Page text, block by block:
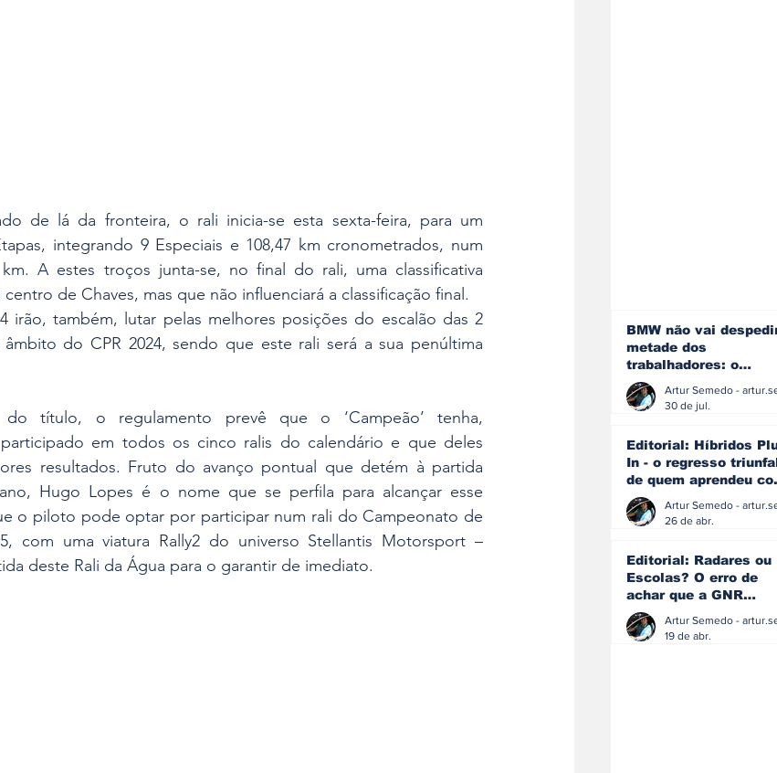
de lá da fronteira, o rali inicia-se esta sexta-feira, para um
integrando 9 Especiais e 108,47 km cronometrados, num
A estes troços junta-se, no final do rali, uma classificativa
de Chaves, mas que não influenciará a classificação final.
irão, também, lutar pelas melhores posições do escalão das 2
do CPR 2024, sendo que este rali será a sua penúltima
do título, o regulamento prevê que o ‘Campeão’ tenha,
em todos os cinco ralis do calendário e que deles
resultados. Fruto do avanço pontual que detém à partida
Hugo Lopes é o nome que se perfila para alcançar esse
o piloto pode optar por participar num rali do Campeonato de
com uma viatura Rally2 do universo Stellantis Motorsport –
deste Rali da Água para o garantir de imediato.
BMW não vai
metade dos
trabalhadores: o
problema é o
que muitos decidiram
30 de jul.
Editorial: Híbridos
In - o regresso
de quem aprendeu
os erros do passado
26 de abr.
Editorial: Radares ou
Escolas? O erro de
achar que a GNR
resolve o que a
educação falhou
19 de abr.